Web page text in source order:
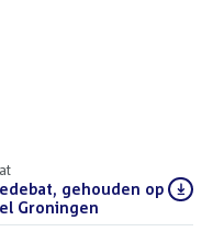
gehouden op
Groningen